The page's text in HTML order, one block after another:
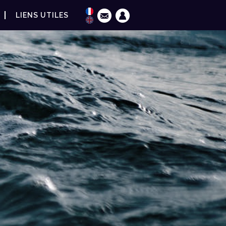
LIENS UTILES